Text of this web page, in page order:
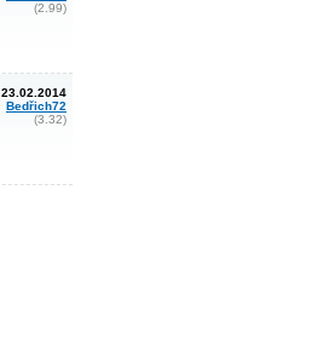
(2.99)
23.02.2014
Bedřich72
(3.32)